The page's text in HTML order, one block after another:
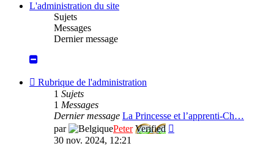
L'administration du site
Sujets
Messages
Dernier message
Flux
Rubrique
l'administration
Rubrique de l'administration
1 Sujets
1 Messages
Dernier message La Princesse et l’apprenti-Ch…
par
Peter Verified
30 nov. 2024, 12:21